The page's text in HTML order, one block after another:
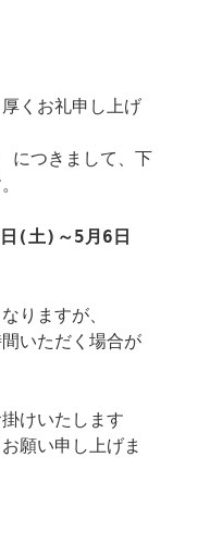
くお礼申し上げ
につきまして、下
(土)～5月6日
りますが、
いただく場合が
けいたします
願い申し上げま